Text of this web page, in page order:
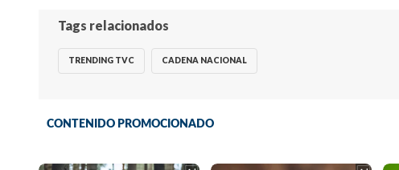
Tags relacionados
TRENDING TVC CADENA NACIONAL